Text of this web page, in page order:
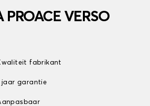
VERSO
fabrikant
jaar garantie